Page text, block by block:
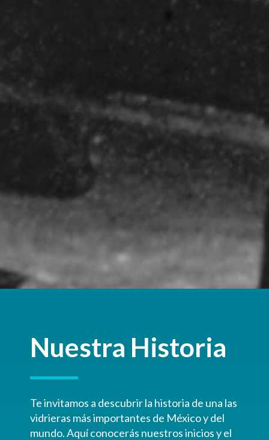
Nuestra Historia
Te invitamos a descubrir la historia de una las
vidrieras más importantes de México y del
mundo. Aquí conocerás nuestros inicios y el